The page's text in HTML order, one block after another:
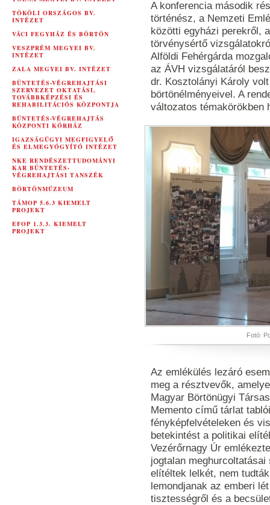
TÖKÖLI ORSZÁGOS BV.
INTÉZET
VÁCI FEGYHÁZ ÉS BÖRTÖN
VESZPRÉM MEGYEI BV.
INTÉZET
ZALA MEGYEI BV. INTÉZET
BÜNTETÉS-VÉGREHAJTÁSI
SZERVEZET OKTATÁSI,
TOVÁBBKÉPZÉSI ÉS
REHABILITÁCIÓS KÖZPONTJA
BÜNTETÉS-VÉGREHAJTÁS
KÖZPONTI KÓRHÁZ
IGAZSÁGÜGYI MEGFIGYELŐ
ÉS ELMEGYÓGYÍTÓ INTÉZET
NKE RENDÉSZETTUDOMÁNYI
KAR BÜNTETÉS-
VÉGREHAJTÁSI TANSZÉK
BÖRTÖNMÚZEUM
TÁMOP 5.6.3 KIEMELT
PROJEKT
EFOP 1.3.3. KIEMELT
PROJEKT
A konferencia második
történész, a Nemzeti
közötti egyházi perekről,
törvénysértő
Alföldi Fehérgárda
az ÁVH vizsgálatáról
dr. Kosztolányi Károly
börtönélményeivel. A
változatos témakörökben
Fotó:
Az emlékülés lezáró
meg a résztvevők,
Magyar Börtönügyi
Memento című tárlat
fényképfelvételeken és
betekintést a politikai
Vezérőrnagy Úr
jogtalan
elítéltek lelkét, nem
lemondjanak az emberi
tisztességről és a